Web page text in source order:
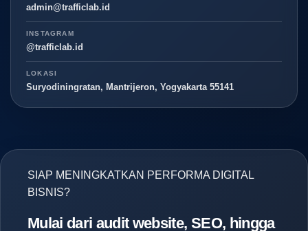
admin@trafficlab.id
INSTAGRAM
@trafficlab.id
LOKASI
Suryodiningratan, Mantrijeron, Yogyakarta 55141
SIAP MENINGKATKAN PERFORMA DIGITAL
BISNIS?
Mulai dari audit website, SEO, hingga